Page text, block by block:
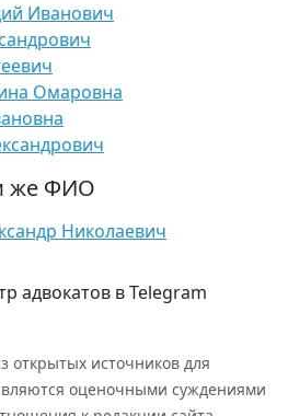
Иванович
Омаровна
же ФИО
Николаевич
адвокатов в Telegram
открытых источников для
оценочными суждениями